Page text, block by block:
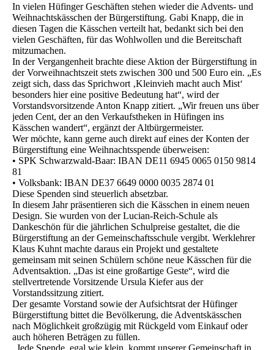
In vielen Hüfinger Geschäften stehen wieder die Advents- und
Weihnachtskässchen der Bürgerstiftung. Gabi Knapp, die in
diesen Tagen die Kässchen verteilt hat, bedankt sich bei den
vielen Geschäften, für das Wohlwollen und die Bereitschaft
mitzumachen.
In der Vergangenheit brachte diese Aktion der Bürgerstiftung in
der Vorweihnachtszeit stets zwischen 300 und 500 Euro ein. „Es
zeigt sich, dass das Sprichwort ‚Kleinvieh macht auch Mist‘
besonders hier eine positive Bedeutung hat“, wird der
Vorstandsvorsitzende Anton Knapp zitiert. „Wir freuen uns über
jeden Cent, der an den Verkaufstheken in Hüfingen ins
Kässchen wandert“, ergänzt der Altbürgermeister.
Wer möchte, kann gerne auch direkt auf eines der Konten der
Bürgerstiftung eine Weihnachtsspende überweisen:
• SPK Schwarzwald-Baar: IBAN DE11 6945 0065 0150 9814
81
• Volksbank: IBAN DE37 6649 0000 0035 2874 01
Diese Spenden sind steuerlich absetzbar.
In diesem Jahr präsentieren sich die Kässchen in einem neuen
Design. Sie wurden von der Lucian-Reich-Schule als
Dankeschön für die jährlichen Schulpreise gestaltet, die die
Bürgerstiftung an der Gemeinschaftsschule vergibt. Werklehrer
Klaus Kuhnt machte daraus ein Projekt und gestaltete
gemeinsam mit seinen Schülern schöne neue Kässchen für die
Adventsaktion. „Das ist eine großartige Geste“, wird die
stellvertretende Vorsitzende Ursula Kiefer aus der
Vorstandssitzung zitiert.
Der gesamte Vorstand sowie der Aufsichtsrat der Hüfinger
Bürgerstiftung bittet die Bevölkerung, die Adventskässchen
nach Möglichkeit großzügig mit Rückgeld vom Einkauf oder
auch höheren Beträgen zu füllen.
„Jede Spende, egal wie klein, kommt unserer Gemeinschaft in